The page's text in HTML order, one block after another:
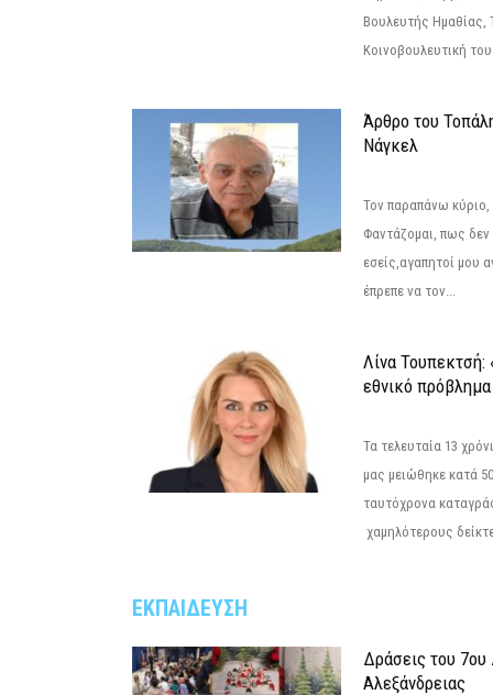
Βουλευτής
Κοινοβουλευτική
Άρθρο του
Νάγκελ
Τον παραπάνω
Φαντάζομαι, πως δεν
εσείς,αγαπητοί μου
έπρεπε να τον...
Λίνα Τουπεκτσή:
εθνικό πρόβλημα
Τα τελευταία 13
μας μειώθηκε κατά
ταυτόχρονα
χαμηλότερους
ΕΚΠΑΙΔΕΥΣΗ
Δράσεις του 7ου
Αλεξάνδρειας